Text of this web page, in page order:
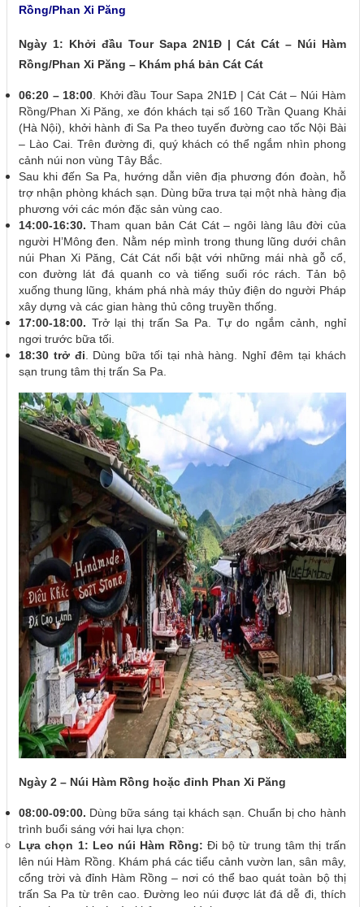
Rồng/Phan Xi Păng
Ngày 1: Khởi đầu Tour Sapa 2N1Đ | Cát Cát – Núi Hàm
Rồng/Phan Xi Păng – Khám phá bản Cát Cát
06:20 – 18:00 . Khởi đầu Tour Sapa 2N1Đ | Cát Cát – Núi Hàm
Rồng/Phan Xi Păng, xe đón khách tại số 160 Trần Quang Khải
(Hà Nội), khởi hành đi Sa Pa theo tuyến đường cao tốc Nội Bài
– Lào Cai. Trên đường đi, quý khách có thể ngắm nhìn phong
cảnh núi non vùng Tây Bắc.
Sau khi đến Sa Pa, hướng dẫn viên địa phương đón đoàn, hỗ
trợ nhận phòng khách sạn. Dùng bữa trưa tại một nhà hàng địa
phương với các món đặc sản vùng cao.
14:00-16:30. Tham quan bản Cát Cát – ngôi làng lâu đời của
người H’Mông đen. Nằm nép mình trong thung lũng dưới chân
núi Phan Xi Păng, Cát Cát nổi bật với những mái nhà gỗ cổ,
con đường lát đá quanh co và tiếng suối róc rách. Tản bộ
xuống thung lũng, khám phá nhà máy thủy điện do người Pháp
xây dựng và các gian hàng thủ công truyền thống.
17:00-18:00. Trở lại thị trấn Sa Pa. Tự do ngắm cảnh, nghỉ
ngơi trước bữa tối.
18:30 trở đi . Dùng bữa tối tại nhà hàng. Nghỉ đêm tại khách
sạn trung tâm thị trấn Sa Pa.
Ngày 2 – Núi Hàm Rồng hoặc đỉnh Phan Xi Păng
08:00-09:00. Dùng bữa sáng tại khách sạn. Chuẩn bị cho hành
trình buổi sáng với hai lựa chọn:
Lựa chọn 1: Leo núi Hàm Rồng: Đi bộ từ trung tâm thị trấn
lên núi Hàm Rồng. Khám phá các tiểu cảnh vườn lan, sân mây,
cổng trời và đỉnh Hàm Rồng – nơi có thể bao quát toàn bộ thị
trấn Sa Pa từ trên cao. Đường leo núi được lát đá dễ đi, thích